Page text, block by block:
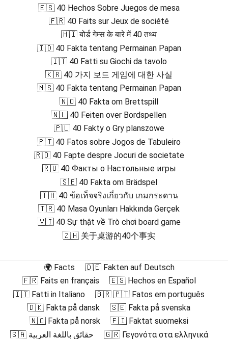
🇪🇸 40 Hechos Sobre Juegos de mesa
🇫🇷 40 Faits sur Jeux de société
🇭🇮 बोर्ड गेम्स के बारे में 40 तथ्य
🇮🇩 40 Fakta tentang Permainan Papan
🇮🇹 40 Fatti su Giochi da tavolo
🇰🇷 40 가지 보드 게임에 대한 사실
🇲🇸 40 Fakta tentang Permainan Papan
🇳🇴 40 Fakta om Brettspill
🇳🇱 40 Feiten over Bordspellen
🇵🇱 40 Fakty o Gry planszowe
🇵🇹 40 Fatos sobre Jogos de Tabuleiro
🇷🇴 40 Fapte despre Jocuri de societate
🇷🇺 40 Факты о Настольные игры
🇸🇪 40 Fakta om Brädspel
🇹🇭 40 ข้อเท็จจริงเกี่ยวกับ เกมกระดาน
🇹🇷 40 Masa Oyunları Hakkında Gerçek
🇻🇮 40 Sự thật về Trò chơi board game
🇿🇭 关于桌游的40个事实
🌍 Facts
🇩🇪 Fakten auf Deutsch
🇫🇷 Faits en français
🇪🇸 Hechos en Español
🇮🇹 Fatti in Italiano
🇧🇷 🇵🇹 Fatos em português
🇩🇰 Fakta på dansk
🇸🇪 Fakta på svenska
🇳🇴 Fakta på norsk
🇫🇮 Faktat suomeksi
🇸🇦 حقائق باللغة العربية
🇬🇷 Γεγονότα στα ελληνικά